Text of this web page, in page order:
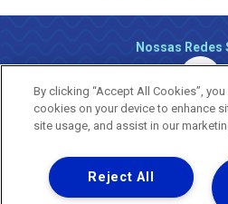
Nossas Redes
Uma empresa
Copyright ® 2026 -
By clicking “Accept All Cookies”,
cookies on your device to enhance
site usage, and assist in our
Reject All